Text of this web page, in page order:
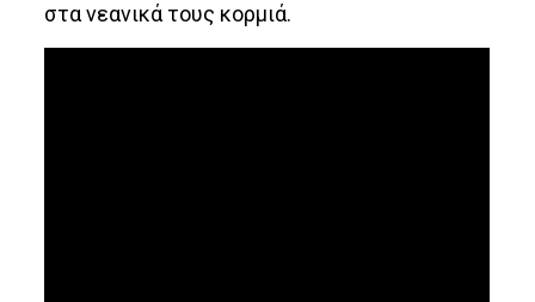
στα νεανικά τους κορμιά.